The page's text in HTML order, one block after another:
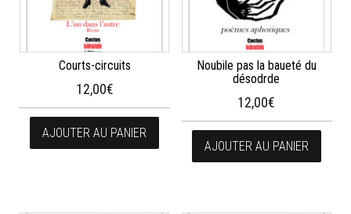
Courts-circuits
12,00€
AJOUTER AU PANIER
Noubile pas la baueté du
désodrde
12,00€
AJOUTER AU PANIER